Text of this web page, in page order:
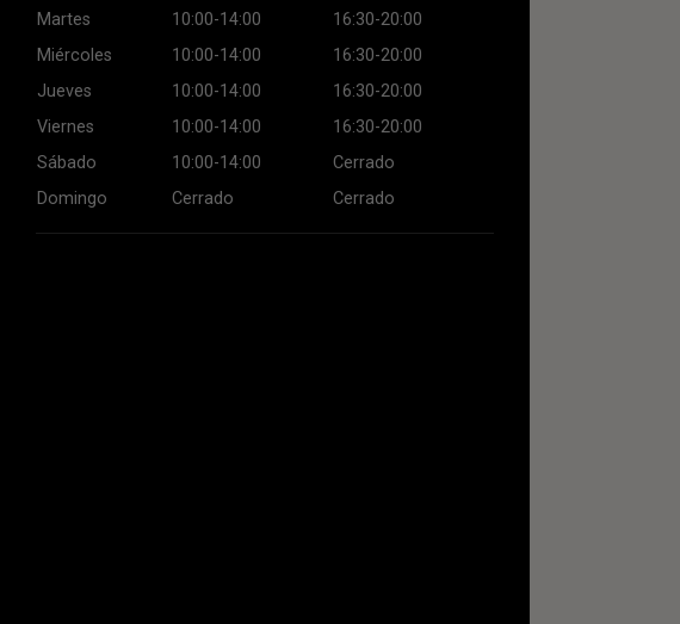
Martes
10:00-14:00
16:30-20:00
Miércoles
10:00-14:00
16:30-20:00
Jueves
10:00-14:00
16:30-20:00
Viernes
10:00-14:00
16:30-20:00
Sábado
10:00-14:00
Cerrado
Domingo
Cerrado Cerrado